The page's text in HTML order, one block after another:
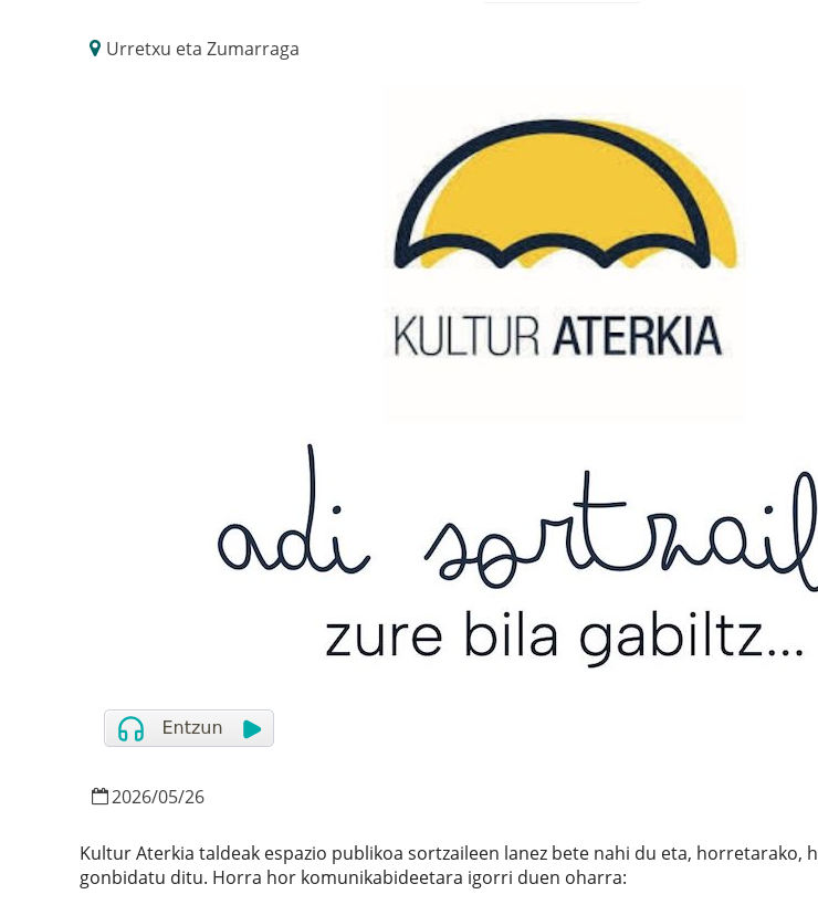
Urretxu eta Zumarraga
2026/05/26
Kultur Aterkia taldeak espazio publikoa sortzaileen lanez bete nahi du eta, horretarako,
gonbidatu ditu. Horra hor komunikabideetara igorri duen oharra: